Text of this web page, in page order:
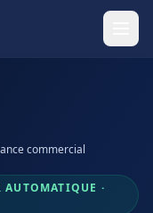
commercial
AUTOMATIQUE ·